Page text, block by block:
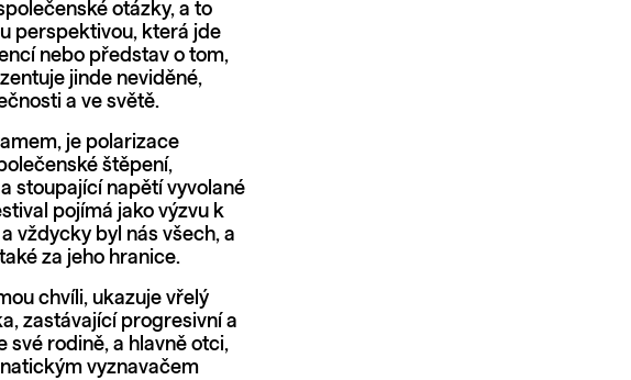
otázky, a to
perspektivou, která jde
nebo představ o tom,
jinde neviděné,
a ve světě.
je polarizace
štěpení,
stoupající napětí vyvolané
pojímá jako výzvu k
vždycky byl nás všech, a
za jeho hranice.
chvíli, ukazuje vřelý
zastávající progresivní a
své rodině, a hlavně otci,
vyznavačem